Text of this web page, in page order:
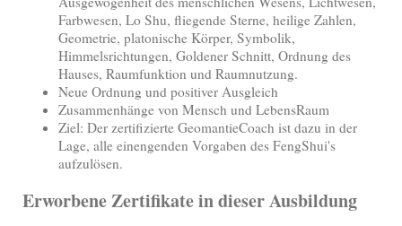
Farbwesen, Lo Shu, fliegende Sterne, heilige Zahlen,
Geometrie, platonische Körper, Symbolik,
Himmelsrichtungen, Goldener Schnitt, Ordnung des
Hauses, Raumfunktion und Raumnutzung.
Neue Ordnung und positiver Ausgleich
Zusammenhänge von Mensch und LebensRaum
Ziel: Der zertifizierte GeomantieCoach ist dazu in der
Lage, alle einengenden Vorgaben des FengShui's
aufzulösen.
Erworbene Zertifikate in dieser Ausbildung